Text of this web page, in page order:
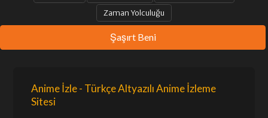
Zaman Yolculuğu
Şaşırt Beni
Anime İzle - Türkçe Altyazılı Anime İzleme
Sitesi